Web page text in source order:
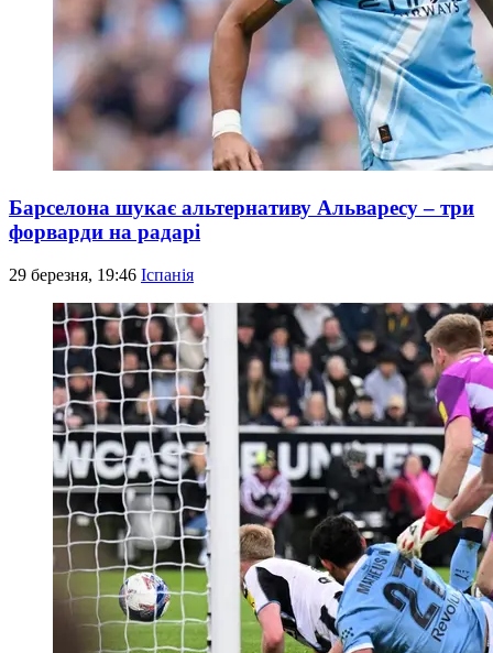
Барселона шукає альтернативу Альваресу – три
форварди на радарі
29 березня, 19:46 Іспанія